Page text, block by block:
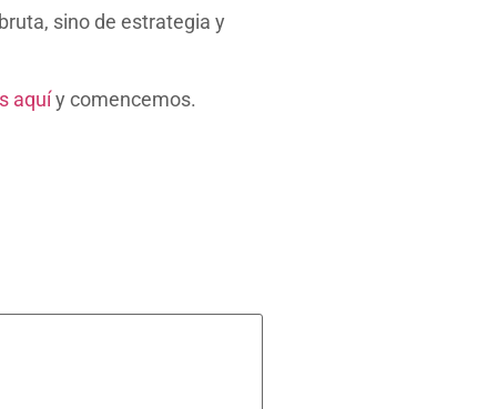
sino de estrategia y
aquíy comencemos.